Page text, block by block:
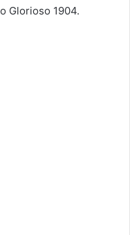
Glorioso 1904.